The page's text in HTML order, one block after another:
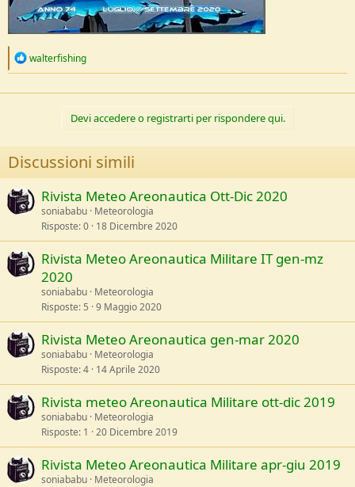
R
c
s
:
walterfishing
Devi accedere o registrarti per rispondere qui.
Discussioni simili
Rivista Meteo Areonautica Ott-Dic 2020
soniababu Meteorologia
Risposte 0 18 Dicembre 2020
Rivista Meteo Areonautica Militare IT gen-mz
2020
soniababu Meteorologia
Risposte 5 9 Maggio 2020
Rivista Meteo Areonautica gen-mar 2020
soniababu Meteorologia
Risposte 4 14 Aprile 2020
Rivista meteo Areonautica Militare ott-dic 2019
soniababu Meteorologia
Risposte 1 20 Dicembre 2019
Rivista Meteo Areonautica Militare apr-giu 2019
soniababu Meteorologia